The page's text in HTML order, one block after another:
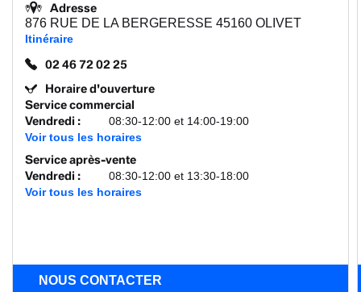
Adresse
876 RUE DE LA BERGERESSE 45160 OLIVET
Itinéraire
02 46 72 02 25
Horaire d'ouverture
Service commercial
Vendredi :
08:30-12:00 et 14:00-19:00
Voir tous les horaires
Service après-vente
Vendredi :
08:30-12:00 et 13:30-18:00
Voir tous les horaires
NOUS CONTACTER